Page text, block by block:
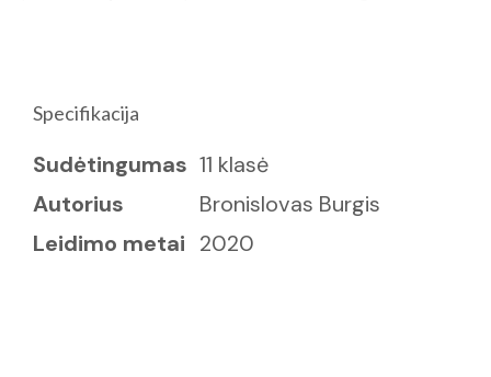
Specifikacija
Sudėtingumas 11 klasė
Autorius
Bronislovas Burgis
Leidimo metai 2020